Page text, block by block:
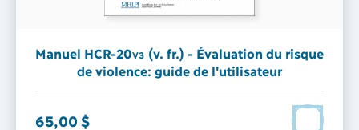
Manuel HCR-20V3 (v. fr.) - Évaluation du risque
de violence: guide de l'utilisateur
65,00 $